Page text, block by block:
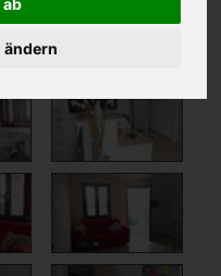
ab
ändern